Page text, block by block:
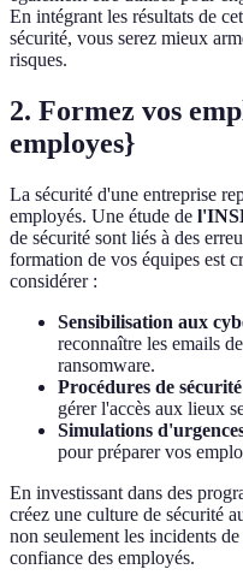
En intégrant les résultats de
sécurité, vous serez mieux
risques.
2. Formez vos
employes}
La sécurité d'une entreprise
employés. Une étude de
de sécurité sont liés à des
formation de vos équipes est
considérer :
Sensibilisation aux
reconnaître les emails
ransomware.
Procédures de
gérer l'accès aux lieux
Simulations
pour préparer vos
En investissant dans des
créez une culture de sécurité
non seulement les incidents
confiance des employés.